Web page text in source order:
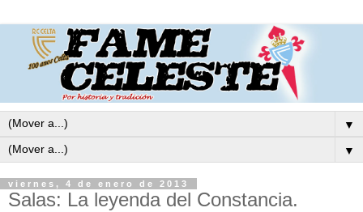
▼
▼
viernes, 4 de enero de 2013
Salas: La leyenda del Constancia.